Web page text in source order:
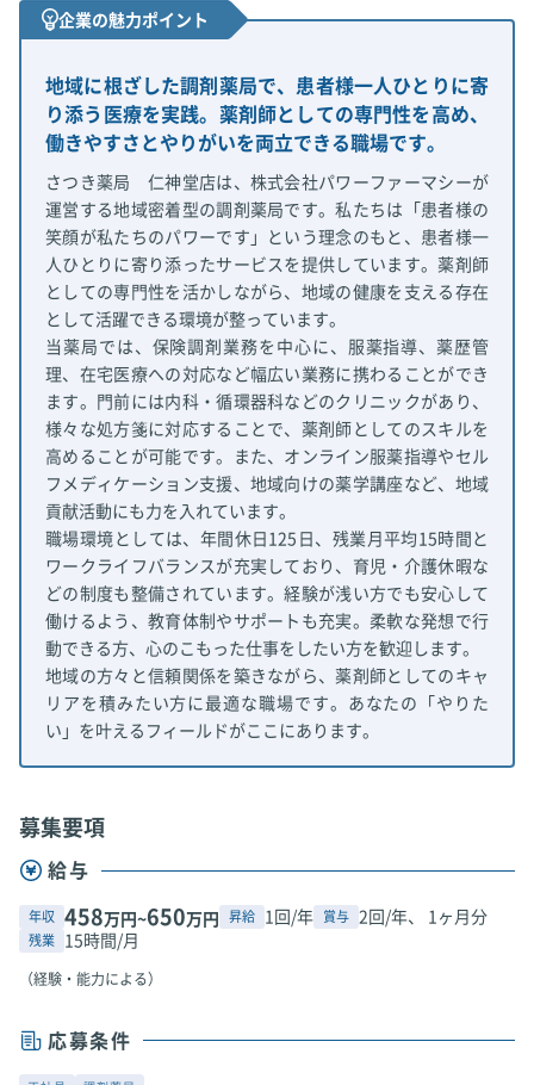
企業の魅力ポイント
地域に根ざした調剤薬局で、患者様一人ひとりに寄
り添う医療を実践。薬剤師としての専門性を高め、
働きやすさとやりがいを両立できる職場です。
さつき薬局 仁神堂店は、株式会社パワーファーマシーが
運営する地域密着型の調剤薬局です。私たちは「患者様の
笑顔が私たちのパワーです」という理念のもと、患者様一
人ひとりに寄り添ったサービスを提供しています。薬剤師
としての専門性を活かしながら、地域の健康を支える存在
として活躍できる環境が整っています。
当薬局では、保険調剤業務を中心に、服薬指導、薬歴管
理、在宅医療への対応など幅広い業務に携わることができ
ます。門前には内科・循環器科などのクリニックがあり、
様々な処方箋に対応することで、薬剤師としてのスキルを
高めることが可能です。また、オンライン服薬指導やセル
フメディケーション支援、地域向けの薬学講座など、地域
貢献活動にも力を入れています。
職場環境としては、年間休日125日、残業月平均15時間と
ワークライフバランスが充実しており、育児・介護休暇な
どの制度も整備されています。経験が浅い方でも安心して
働けるよう、教育体制やサポートも充実。柔軟な発想で行
動できる方、心のこもった仕事をしたい方を歓迎します。
地域の方々と信頼関係を築きながら、薬剤師としてのキャ
リアを積みたい方に最適な職場です。あなたの「やりた
い」を叶えるフィールドがここにあります。
募集要項
給与
年収 458万円~650万円 昇給 1回/年 賞与 2回/年、 1ヶ月分
残業 15時間/月
（経験・能力による）
応募条件